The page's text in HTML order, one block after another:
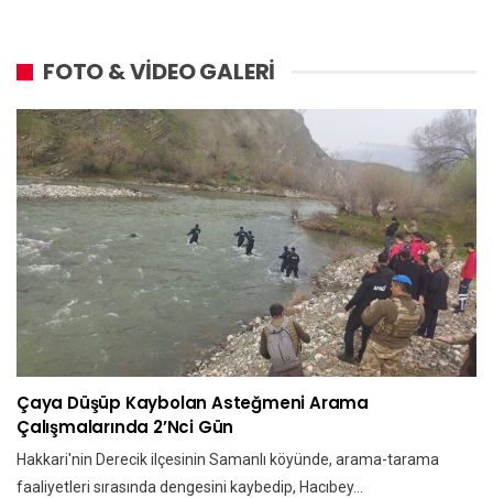
FOTO & VİDEO GALERİ
Çaya Düşüp Kaybolan Asteğmeni Arama
Çalışmalarında 2’nci Gün
Hakkari'nin Derecik ilçesinin Samanlı köyünde, arama-tarama
faaliyetleri sırasında dengesini kaybedip, Hacıbey…